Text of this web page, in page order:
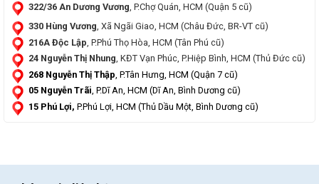
322/36 An Dương Vương , P.Chợ Quán, HCM (Quận 5 cũ)
330 Hùng Vương, Xã Ngãi Giao, HCM (Châu Đức, BR-VT cũ)
216A Độc Lập , P.Phú Thọ Hòa, HCM (Tân Phú cũ)
24 Nguyễn Thị Nhung, KĐT Vạn Phúc, P.Hiệp Bình, HCM (Thủ Đức cũ)
268 Nguyễn Thị Thập , P.Tân Hưng, HCM (Quận 7 cũ)
05 Nguyễn Trãi, P.Dĩ An, HCM (Dĩ An, Bình Dương cũ)
15 Phú Lợi, P.Phú Lợi, HCM (Thủ Dầu Một, Bình Dương cũ)